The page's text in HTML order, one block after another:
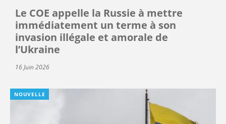
Le COE appelle la Russie à mettre
immédiatement un terme à son
invasion illégale et amorale de
l’Ukraine
16 Juin 2026
NOUVELLE